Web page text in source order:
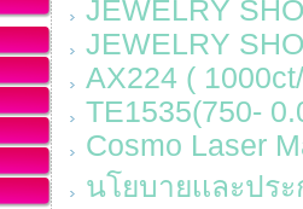
JEWELRY
JEWELRY
AX224 (
TE1535(750-
Cosmo Laser
นโยบายเเละปร